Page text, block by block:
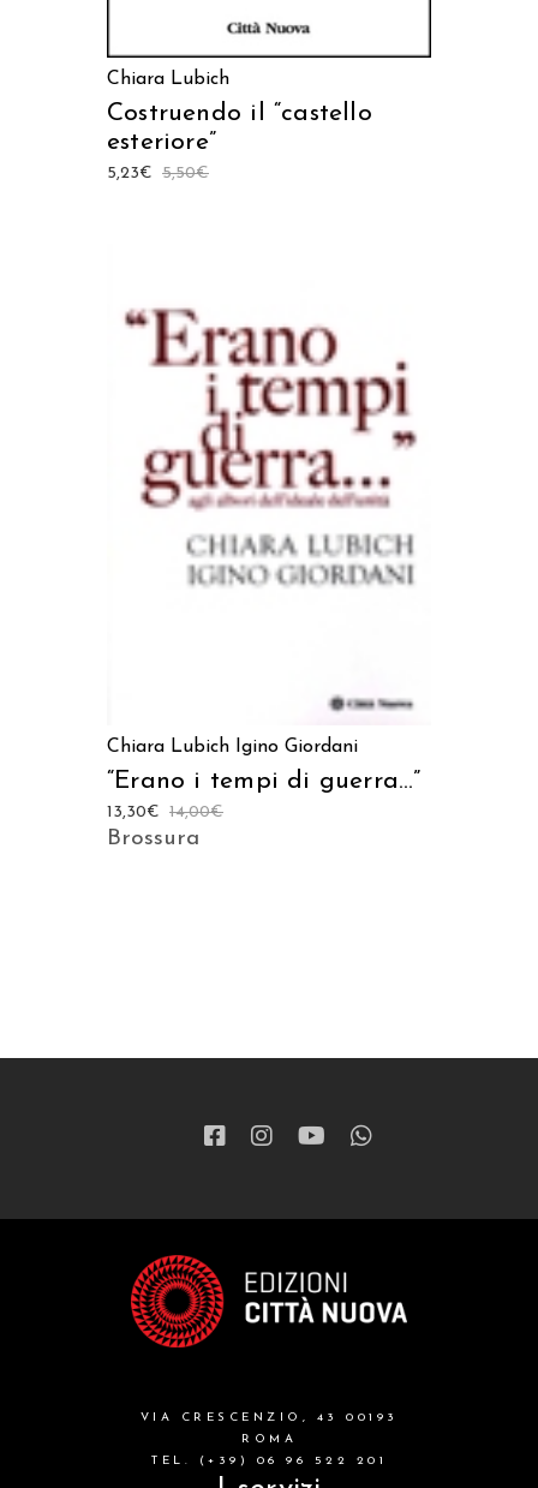
Chiara Lubich
Costruendo il “castello
esteriore”
5,50€
5,23€
AGGIUNGI AL CARRELLO
Chiara Lubich Igino Giordani
“Erano i tempi di guerra…”
14,00€
13,30€
Brossura
VIA CRESCENZIO, 43 00193
ROMA
TEL. (+39) 06 96 522 201